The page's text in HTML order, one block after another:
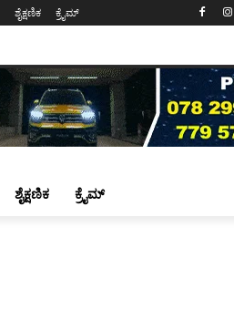
ಶೈಕ್ಷಣಿಕ ಕ್ರೈಮ್
ಶೈಕ್ಷಣಿಕ ಕ್ರೈಮ್